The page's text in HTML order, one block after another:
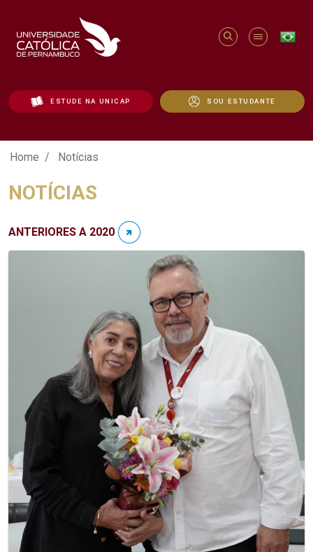
ESTUDE NA UNICAP SOU ESTUDANTE
Notícias - Unicap
Home Notícias
NOTÍCIAS
ANTERIORES A 2020